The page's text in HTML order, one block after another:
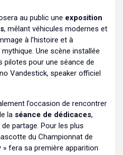
au public une exposition
, mêlant véhicules modernes et
à l’histoire et à
Une scène installée
pilotes pour une séance de
Vandestick, speaker officiel
l’occasion de rencontrer
la séance de dédicaces,
partage. Pour les plus
du Championnat de
» fera sa première apparition